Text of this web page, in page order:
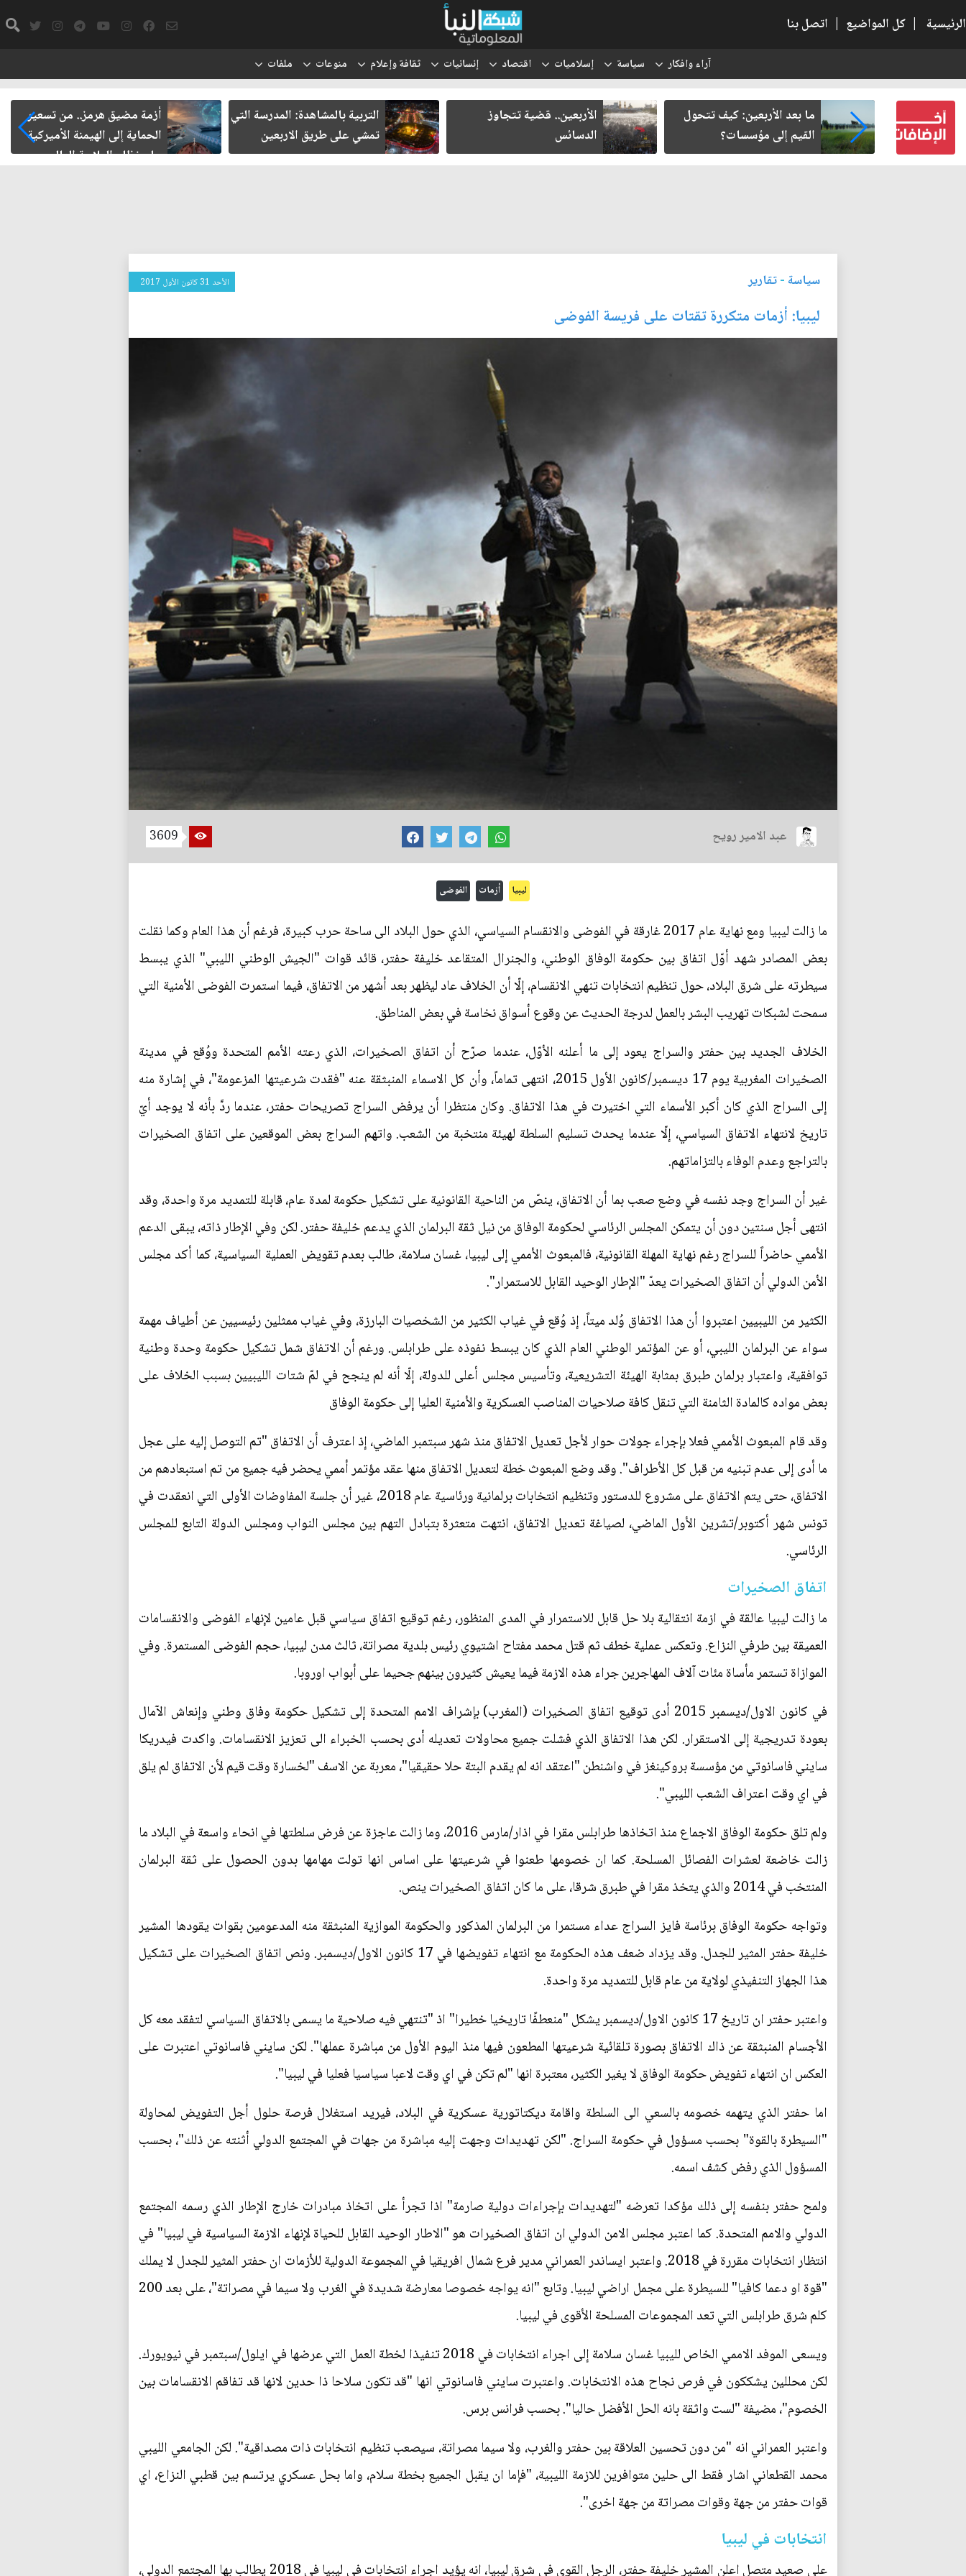
الرئيسية | كل المواضيع | اتصل بنا
آراء وافكار سياسة إسلاميات اقتصاد إنسانيات ثقافة وإعلام منوعات ملفات
من سلطة
في وعي النهضة
ما بعد الأربعين: كيف تتحول
القيم إلى مؤسسات؟
الأربعين.. قضية تتجاوز
الدسائس
التربية بالمشاهدة: المدرسة التي
تمشي على طريق الاربعين
أزمة مضيق هرمز.. من تسعير
الحماية إلى الهيمنة الأميركية
على نظام الملاحة العالمي
سياسة-تقارير الأحد 31 كانون الأول 2017
ليبيا: أزمات متكررة تقتات على فريسة الفوضى
عبد الامير رويح 3609
ليبيا أزمات الفوضى
ما زالت ليبيا ومع نهاية عام 2017 غارقة في الفوضى والانقسام السياسي، الذي حول البلاد الى ساحة حرب كبيرة، فرغم أن هذا العام وكما نقلت
بعض المصادر شهد أوّل اتفاق بين حكومة الوفاق الوطني، والجنرال المتقاعد خليفة حفتر، قائد قوات "الجيش الوطني الليبي" الذي يبسط
سيطرته على شرق البلاد، حول تنظيم انتخابات تنهي الانقسام، إلّا أن الخلاف عاد ليظهر بعد أشهر من الاتفاق، فيما استمرت الفوضى الأمنية التي
سمحت لشبكات تهريب البشر بالعمل لدرجة الحديث عن وقوع أسواق نخاسة في بعض المناطق.
الخلاف الجديد بين حفتر والسراج يعود إلى ما أعلنه الأوّل، عندما صرّح أن اتفاق الصخيرات، الذي رعته الأمم المتحدة ووُقع في مدينة
الصخيرات المغربية يوم 17 ديسمبر/كانون الأول 2015، انتهى تماماً، وأن كل الاسماء المنبثقة عنه "فقدت شرعيتها المزعومة"، في إشارة منه
إلى السراج الذي كان أكبر الأسماء التي اختيرت في هذا الاتفاق. وكان منتظرا أن يرفض السراج تصريحات حفتر، عندما ردَّ بأنه لا يوجد أيّ
تاريخ لانتهاء الاتفاق السياسي، إلّا عندما يحدث تسليم السلطة لهيئة منتخبة من الشعب. واتهم السراج بعض الموقعين على اتفاق الصخيرات
بالتراجع وعدم الوفاء بالتزاماتهم.
غير أن السراج وجد نفسه في وضع صعب بما أن الاتفاق، ينصّ من الناحية القانونية على تشكيل حكومة لمدة عام، قابلة للتمديد مرة واحدة، وقد
انتهى أجل سنتين دون أن يتمكن المجلس الرئاسي لحكومة الوفاق من نيل ثقة البرلمان الذي يدعم خليفة حفتر. لكن وفي الإطار ذاته، يبقى الدعم
الأممي حاضراً للسراج رغم نهاية المهلة القانونية، فالمبعوث الأممي إلى ليبيا، غسان سلامة، طالب بعدم تقويض العملية السياسية، كما أكد مجلس
الأمن الدولي أن اتفاق الصخيرات يعدّ "الإطار الوحيد القابل للاستمرار".
الكثير من الليبيين اعتبروا أن هذا الاتفاق وُلد ميتاً، إذ وُقع في غياب الكثير من الشخصيات البارزة، وفي غياب ممثلين رئيسيين عن أطياف مهمة
سواء عن البرلمان الليبي، أو عن المؤتمر الوطني العام الذي كان يبسط نفوذه على طرابلس. ورغم أن الاتفاق شمل تشكيل حكومة وحدة وطنية
توافقية، واعتبار برلمان طبرق بمثابة الهيئة التشريعية، وتأسيس مجلس أعلى للدولة، إلّا أنه لم ينجح في لمّ شتات الليبيين بسبب الخلاف على
بعض مواده كالمادة الثامنة التي تنقل كافة صلاحيات المناصب العسكرية والأمنية العليا إلى حكومة الوفاق
وقد قام المبعوث الأممي فعلا بإجراء جولات حوار لأجل تعديل الاتفاق منذ شهر سبتمبر الماضي، إذ اعترف أن الاتفاق "تم التوصل إليه على عجل
ما أدى إلى عدم تبنيه من قبل كل الأطراف". وقد وضع المبعوث خطة لتعديل الاتفاق منها عقد مؤتمر أممي يحضر فيه جميع من تم استبعادهم من
الاتفاق، حتى يتم الاتفاق على مشروع للدستور وتنظيم انتخابات برلمانية ورئاسية عام 2018، غير أن جلسة المفاوضات الأولى التي انعقدت في
تونس شهر أكتوبر/تشرين الأول الماضي، لصياغة تعديل الاتفاق، انتهت متعثرة بتبادل التهم بين مجلس النواب ومجلس الدولة التابع للمجلس
الرئاسي.
اتفاق الصخيرات
ما زالت ليبيا عالقة في ازمة انتقالية بلا حل قابل للاستمرار في المدى المنظور، رغم توقيع اتفاق سياسي قبل عامين لإنهاء الفوضى والانقسامات
العميقة بين طرفي النزاع. وتعكس عملية خطف ثم قتل محمد مفتاح اشتيوي رئيس بلدية مصراتة، ثالث مدن ليبيا، حجم الفوضى المستمرة. وفي
الموازاة تستمر مأساة مئات آلاف المهاجرين جراء هذه الازمة فيما يعيش كثيرون بينهم جحيما على أبواب اوروبا.
في كانون الاول/ديسمبر 2015 أدى توقيع اتفاق الصخيرات (المغرب) بإشراف الامم المتحدة إلى تشكيل حكومة وفاق وطني وإنعاش الآمال
بعودة تدريجية إلى الاستقرار. لكن هذا الاتفاق الذي فشلت جميع محاولات تعديله أدى بحسب الخبراء الى تعزيز الانقسامات. واكدت فيدريكا
سايني فاسانوتي من مؤسسة بروكينغز في واشنطن "اعتقد انه لم يقدم البتة حلا حقيقيا"، معربة عن الاسف "لخسارة وقت قيم لأن الاتفاق لم يلق
في اي وقت اعتراف الشعب الليبي".
ولم تلق حكومة الوفاق الاجماع منذ اتخاذها طرابلس مقرا في اذار/مارس 2016، وما زالت عاجزة عن فرض سلطتها في انحاء واسعة في البلاد ما
زالت خاضعة لعشرات الفصائل المسلحة. كما ان خصومها طعنوا في شرعيتها على اساس انها تولت مهامها بدون الحصول على ثقة البرلمان
المنتخب في 2014 والذي يتخذ مقرا في طبرق شرقا، على ما كان اتفاق الصخيرات ينص.
وتواجه حكومة الوفاق برئاسة فايز السراج عداء مستمرا من البرلمان المذكور والحكومة الموازية المنبثقة منه المدعومين بقوات يقودها المشير
خليفة حفتر المثير للجدل. وقد يزداد ضعف هذه الحكومة مع انتهاء تفويضها في 17 كانون الاول/ديسمبر. ونص اتفاق الصخيرات على تشكيل
هذا الجهاز التنفيذي لولاية من عام قابل للتمديد مرة واحدة.
واعتبر حفتر ان تاريخ 17 كانون الاول/ديسمبر يشكل "منعطفًا تاريخيا خطيرا" اذ "تنتهي فيه صلاحية ما يسمى بالاتفاق السياسي لتفقد معه كل
الأجسام المنبثقة عن ذاك الاتفاق بصورة تلقائية شرعيتها المطعون فيها منذ اليوم الأول من مباشرة عملها". لكن سايني فاسانوتي اعتبرت على
العكس ان انتهاء تفويض حكومة الوفاق لا يغير الكثير، معتبرة انها "لم تكن في اي وقت لاعبا سياسيا فعليا في ليبيا".
اما حفتر الذي يتهمه خصومه بالسعي الى السلطة واقامة ديكتاتورية عسكرية في البلاد، فيريد استغلال فرصة حلول أجل التفويض لمحاولة
"السيطرة بالقوة" بحسب مسؤول في حكومة السراج. "لكن تهديدات وجهت إليه مباشرة من جهات في المجتمع الدولي أثنته عن ذلك"، بحسب
المسؤول الذي رفض كشف اسمه.
ولمح حفتر بنفسه إلى ذلك مؤكدا تعرضه "لتهديدات بإجراءات دولية صارمة" اذا تجرأ على اتخاذ مبادرات خارج الإطار الذي رسمه المجتمع
الدولي والامم المتحدة. كما اعتبر مجلس الامن الدولي ان اتفاق الصخيرات هو "الاطار الوحيد القابل للحياة لإنهاء الازمة السياسية في ليبيا" في
انتظار انتخابات مقررة في 2018. واعتبر ايساندر العمراني مدير فرع شمال افريقيا في المجموعة الدولية للأزمات ان حفتر المثير للجدل لا يملك
"قوة او دعما كافيا" للسيطرة على مجمل اراضي ليبيا. وتابع "انه يواجه خصوصا معارضة شديدة في الغرب ولا سيما في مصراتة"، على بعد 200
كلم شرق طرابلس التي تعد المجموعات المسلحة الأقوى في ليبيا.
ويسعى الموفد الاممي الخاص لليبيا غسان سلامة إلى اجراء انتخابات في 2018 تنفيذا لخطة العمل التي عرضها في ايلول/سبتمبر في نيويورك.
لكن محللين يشككون في فرص نجاح هذه الانتخابات. واعتبرت سايني فاسانوتي انها "قد تكون سلاحا ذا حدين لانها قد تفاقم الانقسامات بين
الخصوم"، مضيفة "لست واثقة بانه الحل الأفضل حاليا". بحسب فرانس برس.
واعتبر العمراني انه "من دون تحسين العلاقة بين حفتر والغرب، ولا سيما مصراتة، سيصعب تنظيم انتخابات ذات مصداقية". لكن الجامعي الليبي
محمد القطعاني اشار فقط الى حلين متوافرين للازمة الليبية، "فإما ان يقبل الجميع بخطة سلام، واما بحل عسكري يرتسم بين قطبي النزاع، اي
قوات حفتر من جهة وقوات مصراتة من جهة اخرى".
انتخابات في ليبيا
على صعيد متصل اعلن المشير خليفة حفتر، الرجل القوي في شرق ليبيا، انه يؤيد اجراء انتخابات في ليبيا في 2018 يطالب بها المجتمع الدولي،